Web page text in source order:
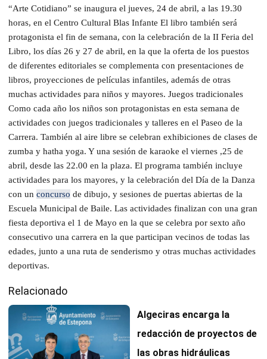
“Arte Cotidiano” se inaugura el jueves, 24 de abril, a las 19.30
horas, en el Centro Cultural Blas Infante El libro también será
protagonista el fin de semana, con la celebración de la II Feria del
Libro, los días 26 y 27 de abril, en la que la oferta de los puestos
de diferentes editoriales se complementa con presentaciones de
libros, proyecciones de películas infantiles, además de otras
muchas actividades para niños y mayores. Juegos tradicionales
Como cada año los niños son protagonistas en esta semana de
actividades con juegos tradicionales y talleres en el Paseo de la
Carrera. También al aire libre se celebran exhibiciones de clases de
zumba y hatha yoga. Y una sesión de karaoke el viernes ,25 de
abril, desde las 22.00 en la plaza. El programa también incluye
actividades para los mayores, y la celebración del Día de la Danza
con un concurso de dibujo, y sesiones de puertas abiertas de la
Escuela Municipal de Baile. Las actividades finalizan con una gran
fiesta deportiva el 1 de Mayo en la que se celebra por sexto año
consecutivo una carrera en la que participan vecinos de todas las
edades, junto a una ruta de senderismo y otras muchas actividades
deportivas.
Relacionado
Algeciras encarga la
redacción de proyectos de
las obras hidráulicas